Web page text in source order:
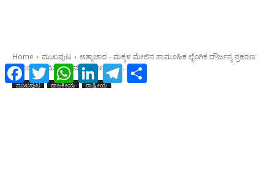
Facebook
TwitterWhatsApp
LinkedInTelegram